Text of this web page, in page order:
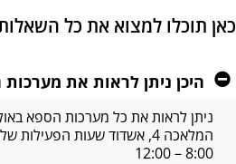
כאן תוכלו למצוא את כל
היכן ניתן לראות את
ניתן לראות את כל מערכות הספא
8:00 – 12:00